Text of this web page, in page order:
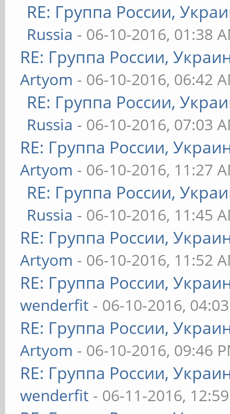
RE: Группа России,
Russia - 06-10-2016, 01:38
RE: Группа России,
Artyom - 06-10-2016, 06:42
RE: Группа России,
Russia - 06-10-2016, 07:03
RE: Группа России,
Artyom - 06-10-2016, 11:27
RE: Группа России,
Russia - 06-10-2016, 11:45
RE: Группа России,
Artyom - 06-10-2016, 11:52
RE: Группа России,
wenderfit - 06-10-2016,
RE: Группа России,
Artyom - 06-10-2016, 09:46
RE: Группа России,
wenderfit - 06-11-2016,